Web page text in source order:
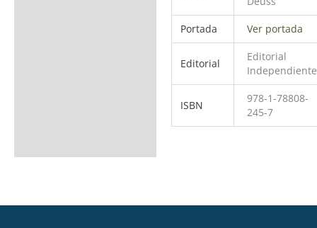
Portada Ver portada
Editorial
Editorial
Independiente
ISBN
978-1-78808-
245-7